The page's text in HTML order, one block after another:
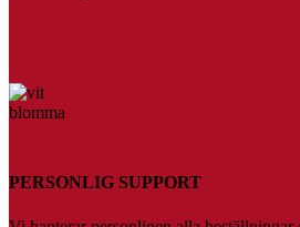
PERSONLIG SUPPORT